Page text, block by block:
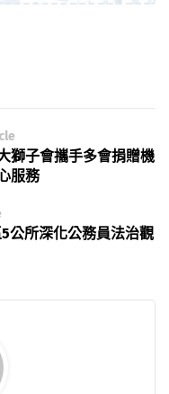
獅子會攜手多會捐贈機
服務
公所深化公務員法治觀